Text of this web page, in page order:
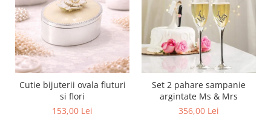
SWAN
FLORENTINE TURQUOISE
ANTHEMION GREY
ORCHARD
CREATURES OF CURIOSITY
JARDIN
RENAISSANCE RED
Cutie bijuterii ovala fluturi
si flori
153,00 Lei
Set 2 pahare sampanie
argintate Ms & Mrs
356,00 Lei